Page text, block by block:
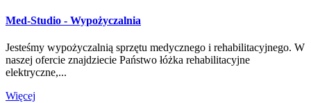
Med-Studio - Wypożyczalnia
Jesteśmy wypożyczalnią sprzętu medycznego i rehabilitacyjnego. W
naszej ofercie znajdziecie Państwo łóżka rehabilitacyjne
elektryczne,...
Więcej